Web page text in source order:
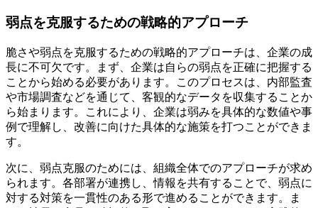
弱点を克服するための戦略的アプローチ
脆さや弱点を克服するための戦略的アプローチは、企業の成
長に不可欠です。まず、企業は自らの弱点を正確に把握する
ことから始める必要があります。このプロセスは、内部監査
や市場調査などを通じて、客観的なデータを収集することか
ら始まります。これにより、企業は弱みを具体的な数値や事
例で理解し、改善に向けた具体的な施策を打つことができま
す。
次に、弱点克服のためには、組織全体でのアプローチが求め
られます。各部署が連携し、情報を共有することで、弱点に
対する対策を一貫性のある形で進めることができます。ま